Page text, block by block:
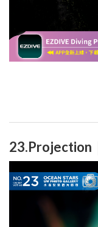
23.Projection